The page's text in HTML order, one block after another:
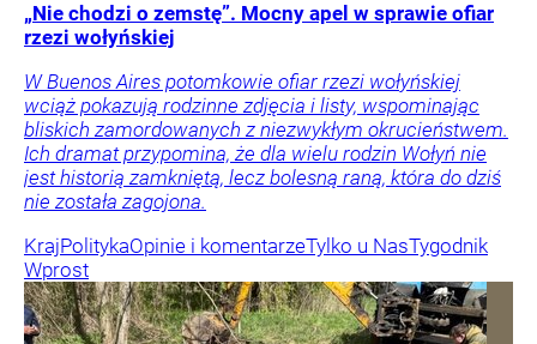
„Nie chodzi o zemstę”. Mocny apel w sprawie ofiar
rzezi wołyńskiej
W Buenos Aires potomkowie ofiar rzezi wołyńskiej
wciąż pokazują rodzinne zdjęcia i listy, wspominając
bliskich zamordowanych z niezwykłym okrucieństwem.
Ich dramat przypomina, że dla wielu rodzin Wołyń nie
jest historią zamkniętą, lecz bolesną raną, która do dziś
nie została zagojona.
KrajPolitykaOpinie i komentarzeTylko u NasTygodnik
Wprost